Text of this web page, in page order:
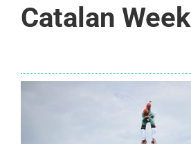
Catalan Week